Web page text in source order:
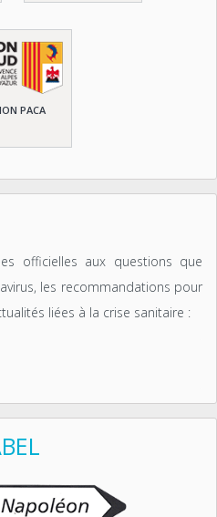
PACA
officielles aux questions que
les recommandations pour
liées à la crise sanitaire :